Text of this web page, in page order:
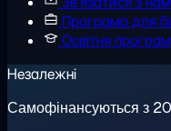
Програма для
Освітня
Незалежні
Самофінансуються з